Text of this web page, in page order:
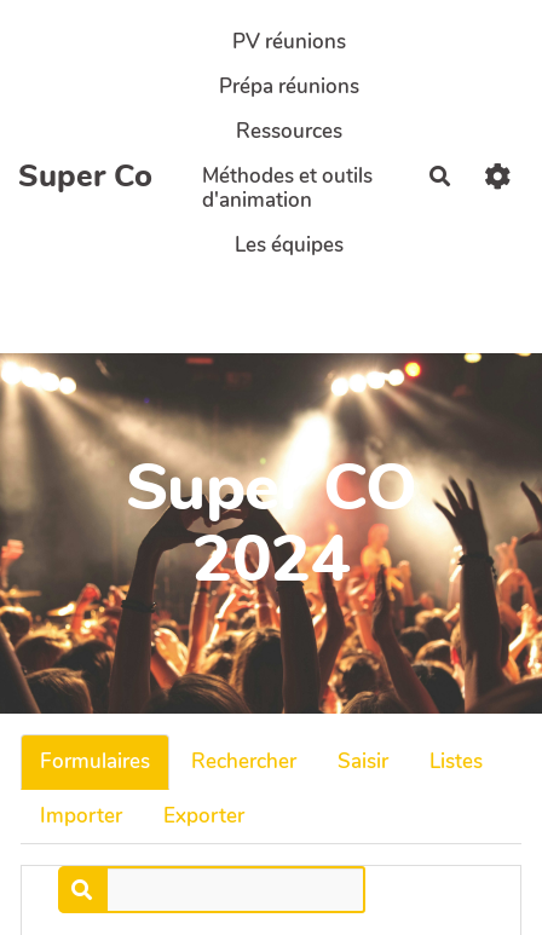
Aller au contenu principal
Super Co
PV réunions
Prépa réunions
Ressources
Méthodes et outils
d'animation
Les équipes
Super CO
2024
Formulaires Rechercher Saisir
Listes
Importer
Exporter